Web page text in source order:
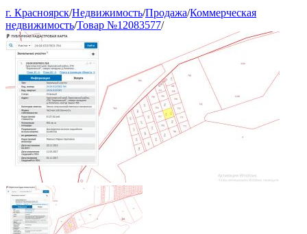
г. Красноярск/Недвижимость/Продажа/Коммерческая
недвижимость/Товар №12083577/